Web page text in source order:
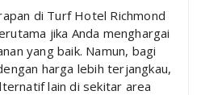
di Turf Hotel Richmond
jika Anda menghargai
yang baik. Namun, bagi
harga lebih terjangkau,
lain di sekitar area